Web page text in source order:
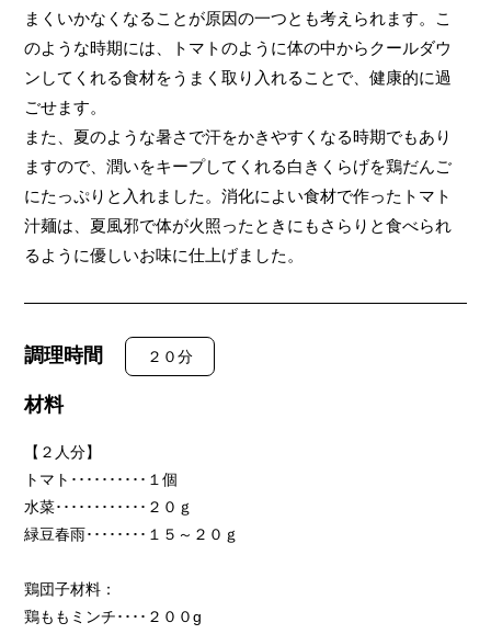
まくいかなくなることが原因の一つとも考えられます。こ
のような時期には、トマトのように体の中からクールダウ
ンしてくれる食材をうまく取り入れることで、健康的に過
ごせます。
また、夏のような暑さで汗をかきやすくなる時期でもあり
ますので、潤いをキープしてくれる白きくらげを鶏だんご
にたっぷりと入れました。消化によい食材で作ったトマト
汁麺は、夏風邪で体が火照ったときにもさらりと食べられ
るように優しいお味に仕上げました。
調理時間 ２０分
材料
【２人分】
トマト･･････････１個
水菜････････････２０ｇ
緑豆春雨････････１５～２０ｇ
鶏団子材料：
鶏ももミンチ････２００g